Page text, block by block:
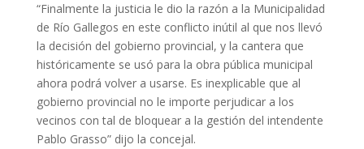
“Finalmente la justicia le dio la razón a la Municipalidad
de Río Gallegos en este conflicto inútil al que nos llevó
la decisión del gobierno provincial, y la cantera que
históricamente se usó para la obra pública municipal
ahora podrá volver a usarse. Es inexplicable que al
gobierno provincial no le importe perjudicar a los
vecinos con tal de bloquear a la gestión del intendente
Pablo Grasso” dijo la concejal.